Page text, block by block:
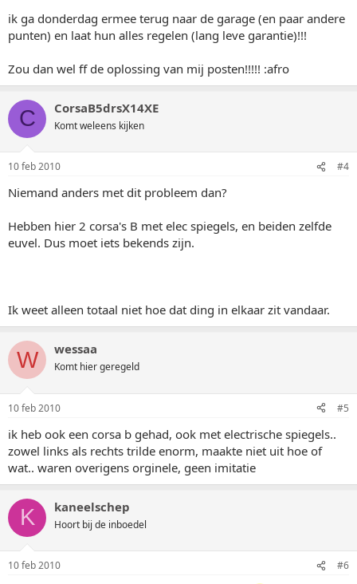
ik ga donderdag ermee terug naar de garage (en paar andere
punten) en laat hun alles regelen (lang leve garantie)!!!
Zou dan wel ff de oplossing van mij posten!!!!! :afro
C CorsaB5drsX14XE
Komt weleens kijken
10 feb 2010 #4
Niemand anders met dit probleem dan?
Hebben hier 2 corsa's B met elec spiegels, en beiden zelfde
euvel. Dus moet iets bekends zijn.
Ik weet alleen totaal niet hoe dat ding in elkaar zit vandaar.
W wessaa
Komt hier geregeld
10 feb 2010 #5
ik heb ook een corsa b gehad, ook met electrische spiegels..
zowel links als rechts trilde enorm, maakte niet uit hoe of
wat.. waren overigens orginele, geen imitatie
K kaneelschep
Hoort bij de inboedel
10 feb 2010 #6